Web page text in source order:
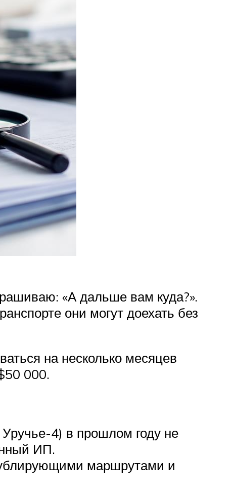
«А дальше вам куда?».
они могут доехать без
на несколько месяцев
000.
4) в прошлом году не
ИП.
маршрутами и